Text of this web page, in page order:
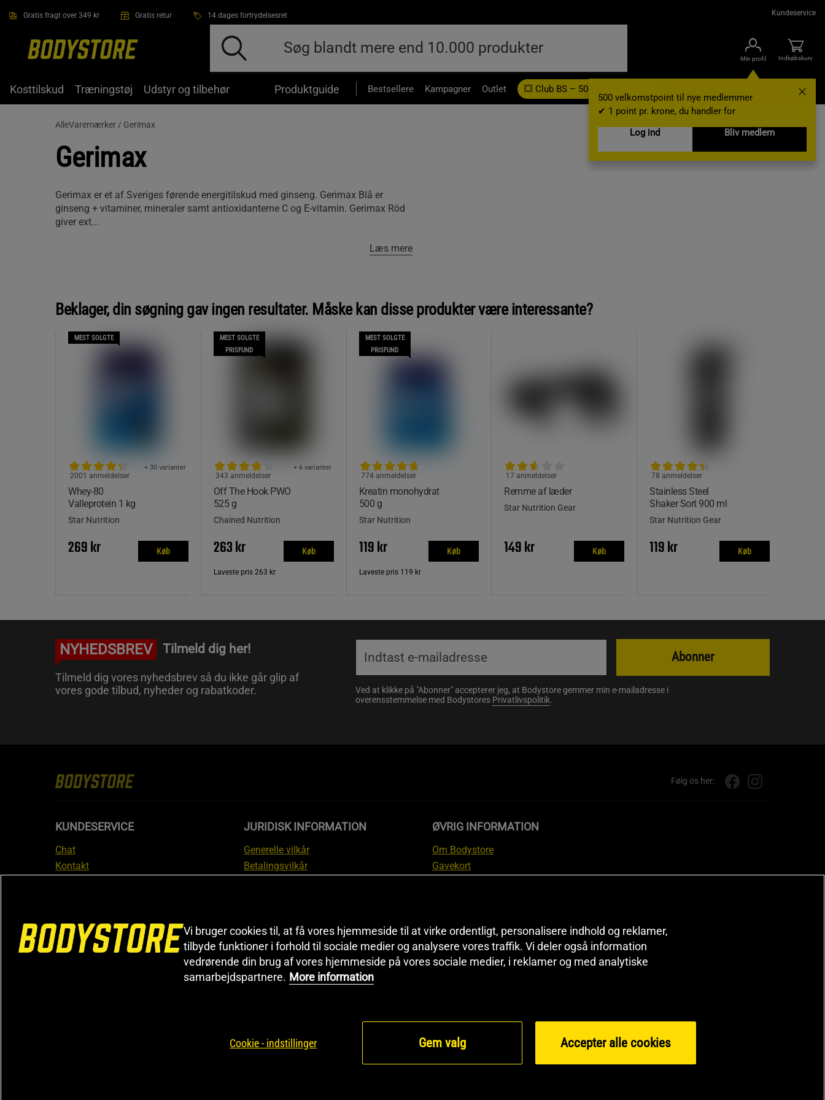
Gratis fragt over 349 kr Gratis retur 14 dages fortrydelsesret Kundeservice
Min profil
500 velkomstpoint til nye medlemmer
✔ 1 point pr. krone, du handler for
Log ind
Bliv medlem
Indkøbskurv
Kosttilskud Træningstøj Udstyr og tilbehør Produktguide Bestsellere Kampagner Outlet 💥 Club BS – 500 velkomstpoint Gavekort
AlleVaremærker / Gerimax
Gerimax
Gerimax er et af Sveriges førende energitilskud med ginseng. Gerimax Blå er
ginseng + vitaminer, mineraler samt antioxidanterne C og E-vitamin. Gerimax Röd
giver ext...
Læs mere
Beklager, din søgning gav ingen resultater. Måske kan disse produkter være interessante?
MEST SOLGTE
Whey-80
Valleprotein 1 kg
+ 30 varianter
2001 anmeldelser
Star Nutrition
269 kr Køb
MEST SOLGTE
PRISFUND
Off The Hook PWO
525 g
+ 6 varianter
343 anmeldelser
Chained Nutrition
263 kr Køb
Laveste pris 263 kr
MEST SOLGTE
PRISFUND
Kreatin monohydrat
500 g
774 anmeldelser
Star Nutrition
119 kr Køb
Laveste pris 119 kr
Remme af læder
17 anmeldelser
Star Nutrition Gear
149 kr Køb
Stainless Steel
Shaker Sort 900 ml
78 anmeldelser
Star Nutrition Gear
119 kr Køb
NYHEDSBREV Tilmeld dig her!
Tilmeld dig vores nyhedsbrev så du ikke går glip af
vores gode tilbud, nyheder og rabatkoder.
Ved at klikke på "Abonner" accepterer jeg, at Bodystore gemmer min e-mailadresse i
overensstemmelse med Bodystores Privatlivspolitik.
Abonner
Følg os her:
KUNDESERVICE
Chat
Kontakt
FAQ
JURIDISK INFORMATION
Generelle vilkår
Betalingsvilkår
Prisgaranti
Information om fortrydelsesret og
reklamationer
Cookieindstillinger
ØVRIG INFORMATION
Om Bodystore
Gavekort
Sitemap
Black Friday
Artikler & Øvelser
Vi bruger cookies til, at få vores hjemmeside til at virke ordentligt, personalisere indhold og reklamer,
tilbyde funktioner i forhold til sociale medier og analysere vores traffik. Vi deler også information
vedrørende din brug af vores hjemmeside på vores sociale medier, i reklamer og med analytiske
samarbejdspartnere. More information
Cookie - indstillinger Gem valg Accepter alle cookies